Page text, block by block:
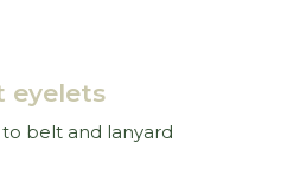
eyelets
belt and lanyard